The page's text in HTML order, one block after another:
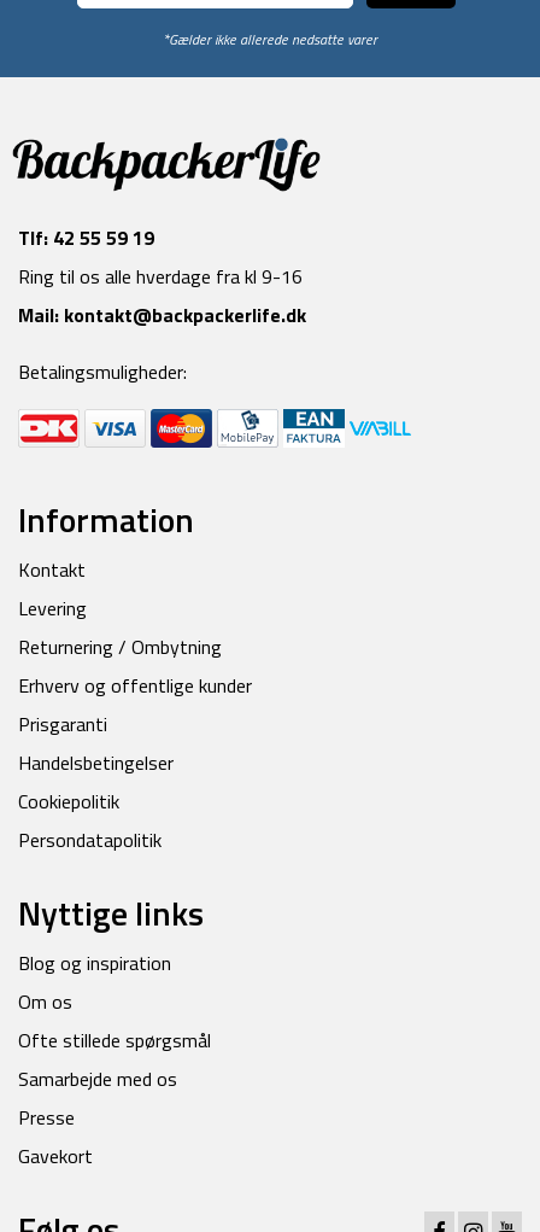
*Gælder ikke allerede nedsatte varer
Tlf: 42 55 59 19
Ring til os alle hverdage fra kl 9-16
Mail: kontakt@backpackerlife.dk
Betalingsmuligheder:
Information
Kontakt
Levering
Returnering / Ombytning
Erhverv og offentlige kunder
Prisgaranti
Handelsbetingelser
Cookiepolitik
Persondatapolitik
Nyttige links
Blog og inspiration
Om os
Ofte stillede spørgsmål
Samarbejde med os
Presse
Gavekort